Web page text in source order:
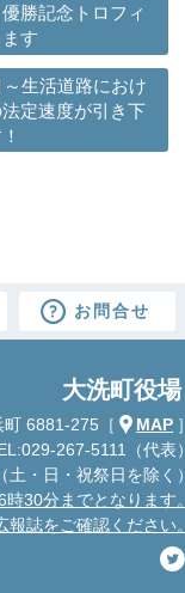
勝記念トロフィ
す
生活道路におけ
定速度が引き下
お問合せ
大洗町役場
町 6881-275 ［ MAP ］
267-5111（代表）
（土・日・祝祭日を除く）
30分までとなります。
誌をご確認ください。